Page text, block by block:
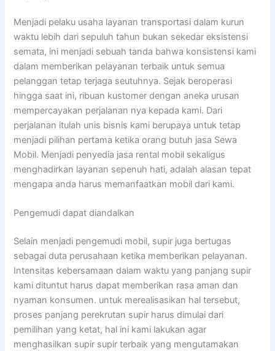
Menjadi pelaku usaha layanan transportasi dalam kurun
waktu lebih dari sepuluh tahun bukan sekedar eksistensi
semata, ini menjadi sebuah tanda bahwa konsistensi kami
dalam memberikan pelayanan terbaik untuk semua
pelanggan tetap terjaga seutuhnya. Sejak beroperasi
hingga saat ini, ribuan kustomer dengan aneka urusan
mempercayakan perjalanan nya kepada kami. Dari
perjalanan itulah unis bisnis kami berupaya untuk tetap
menjadi pilihan pertama ketika orang butuh jasa Sewa
Mobil. Menjadi penyedia jasa rental mobil sekaligus
menghadirkan layanan sepenuh hati, adalah alasan tepat
mengapa anda harus memanfaatkan mobil dari kami.
Pengemudi dapat diandalkan
Selain menjadi pengemudi mobil, supir juga bertugas
sebagai duta perusahaan ketika memberikan pelayanan.
Intensitas kebersamaan dalam waktu yang panjang supir
kami dituntut harus dapat memberikan rasa aman dan
nyaman konsumen. untuk merealisasikan hal tersebut,
proses panjang perekrutan supir harus dimulai dari
pemilihan yang ketat, hal ini kami lakukan agar
menghasilkan supir supir terbaik yang mengutamakan